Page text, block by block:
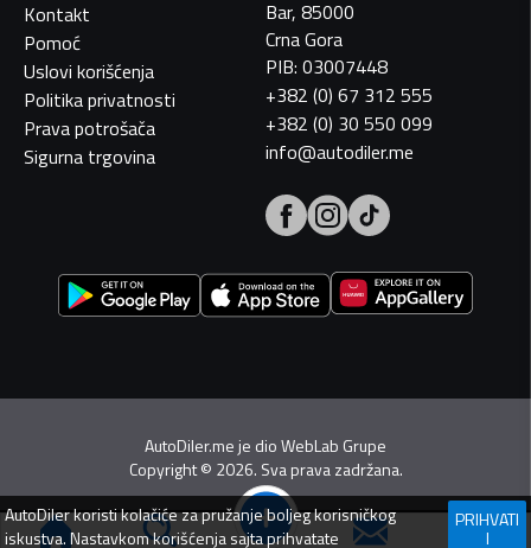
Kontakt
Pomoć
Uslovi korišćenja
Politika privatnosti
Prava potrošača
Sigurna trgovina
Bar, 85000
Crna Gora
PIB: 03007448
+382 (0) 67 312 555
+382 (0) 30 550 099
info@autodiler.me
AutoDiler.me je dioWebLab Grupe
Copyright© 2026. Sva prava zadržana.
AutoDilerkoristi kolačiće za pružanje boljeg korisničkog
iskustva. Nastavkom korišćenja sajta prihvatate
PRIHVATI
I